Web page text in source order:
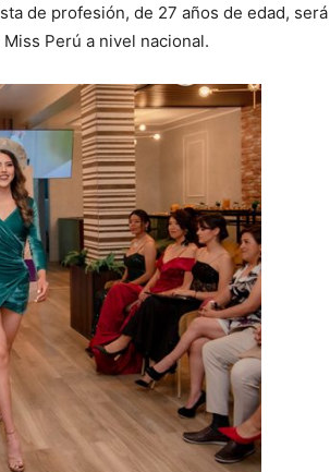
de profesión, de 27 años de edad, será
Perú a nivel nacional.